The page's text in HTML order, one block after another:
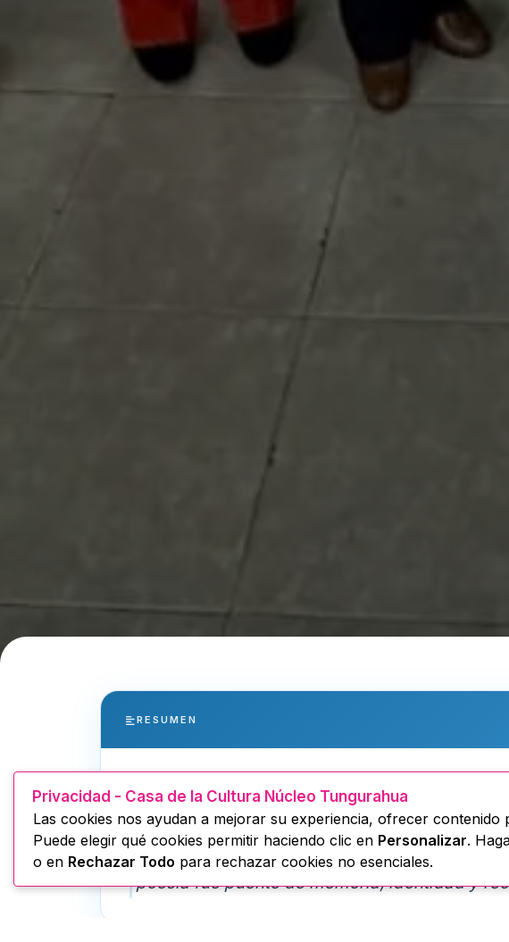
RESUMEN
La Casa de la Cultura Ecuatoriana “Benjamín
su directora la Mgtr. Noemí Salazar,
y palabra viva en el encuentro “Escritores en
poesía fue puente de memoria, identidad y
Privacidad - Casa de la Cultura Núcleo Tungurahua
Las cookies nos ayudan a mejorar su experiencia, ofrecer contenido
Puede elegir qué cookies permitir haciendo clic en Personalizar.
o en Rechazar Todo para rechazar cookies no esenciales.